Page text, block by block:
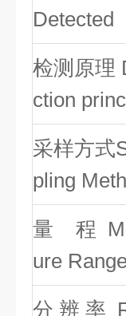
Detected
检测原理
ction
采样方式
pling
量 程
ure
分 辨 率